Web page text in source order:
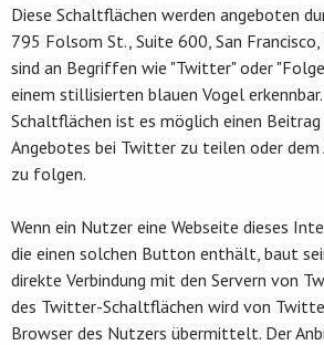
Diese Schaltflächen werden angeboten
795 Folsom St., Suite 600, San Francisco,
sind an Begriffen wie "Twitter" oder
einem stillisierten blauen Vogel
Schaltflächen ist es möglich einen Beitrag
Angebotes bei Twitter zu teilen oder
zu folgen.
Wenn ein Nutzer eine Webseite dieses
die einen solchen Button enthält, baut
direkte Verbindung mit den Servern von
des Twitter-Schaltflächen wird von
Browser des Nutzers übermittelt. Der